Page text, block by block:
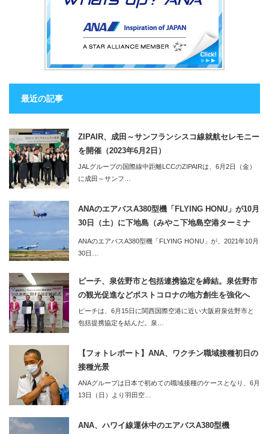
最近の記事
ZIPAIR、成田～サンフランシスコ線就航セレモニー
を開催（2023年6月2日）
JALグループの国際線中距離LCCのZIPAIRは、6月2日（金）
に成田～サンフ…
ANAのエアバスA380型機「FLYING HONU」が10月
30日（土）に下地島（みやこ下地島空港ターミナ
ル）へ。同便利用のツアーの2泊3日のツアーも販売
開始
ANAのエアバスA380型機「FLYING HONU」が、2021年10月
30日…
ピーチ、泉佐野市と包括連携協定を締結。泉佐野市
の観光促進などポストコロナの地方創生を強化へ
ピーチは、6月15日に関西国際空港に近い大阪府泉佐野市と
包括提携協定を結んだ。泉…
【フォトレポート】ANA、ワクチン職域接種初日の
接種光景
ANAグループは日本で初めての職域接種のケースとなり、6月
13日（日）より羽田空…
ANA、ハワイ線運休中のエアバスA380型機